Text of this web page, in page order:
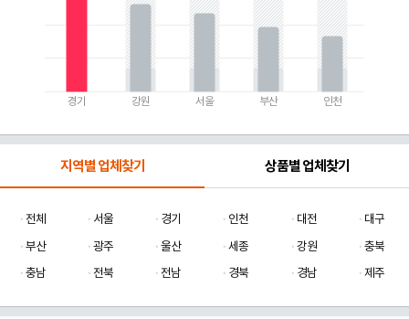
경기 강원 서울 부산 인천
지역별 업체찾기 상품별 업체찾기
전체 서울 경기 인천 대전
대구
부산
광주 울산 세종 강원
충북
충남
전북 전남 경북 경남 제주